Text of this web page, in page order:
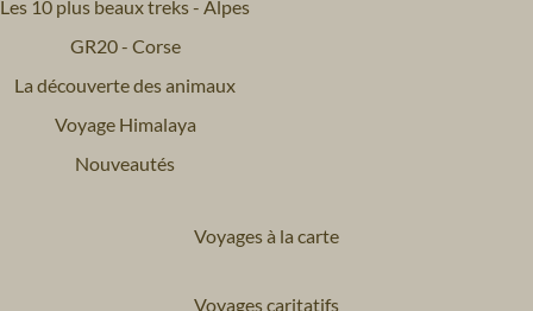
Les 10 plus beaux treks - Alpes
GR20 - Corse
La découverte des animaux
Voyage Himalaya
Nouveautés
Voyages à la carte
Voyages caritatifs